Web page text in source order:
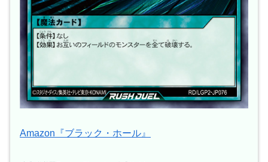
Amazon『ブラック・ホール』